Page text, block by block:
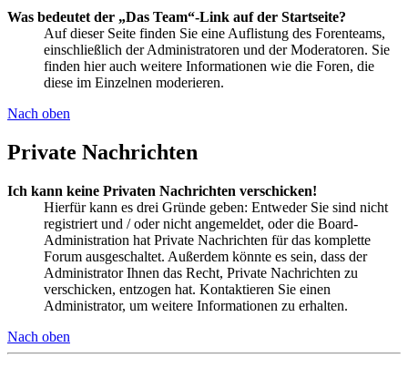
Was bedeutet der „Das Team“-Link auf der Startseite?
Auf dieser Seite finden Sie eine Auflistung des Forenteams,
einschließlich der Administratoren und der Moderatoren. Sie
finden hier auch weitere Informationen wie die Foren, die
diese im Einzelnen moderieren.
Nach oben
Private Nachrichten
Ich kann keine Privaten Nachrichten verschicken!
Hierfür kann es drei Gründe geben: Entweder Sie sind nicht
registriert und / oder nicht angemeldet, oder die Board-
Administration hat Private Nachrichten für das komplette
Forum ausgeschaltet. Außerdem könnte es sein, dass der
Administrator Ihnen das Recht, Private Nachrichten zu
verschicken, entzogen hat. Kontaktieren Sie einen
Administrator, um weitere Informationen zu erhalten.
Nach oben